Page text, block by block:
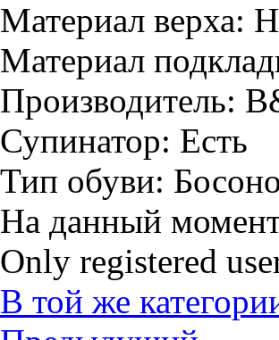
Материал верха:
Материал
Производитель:
Супинатор: Есть
Тип обуви:
На данный
Only registered
В той же